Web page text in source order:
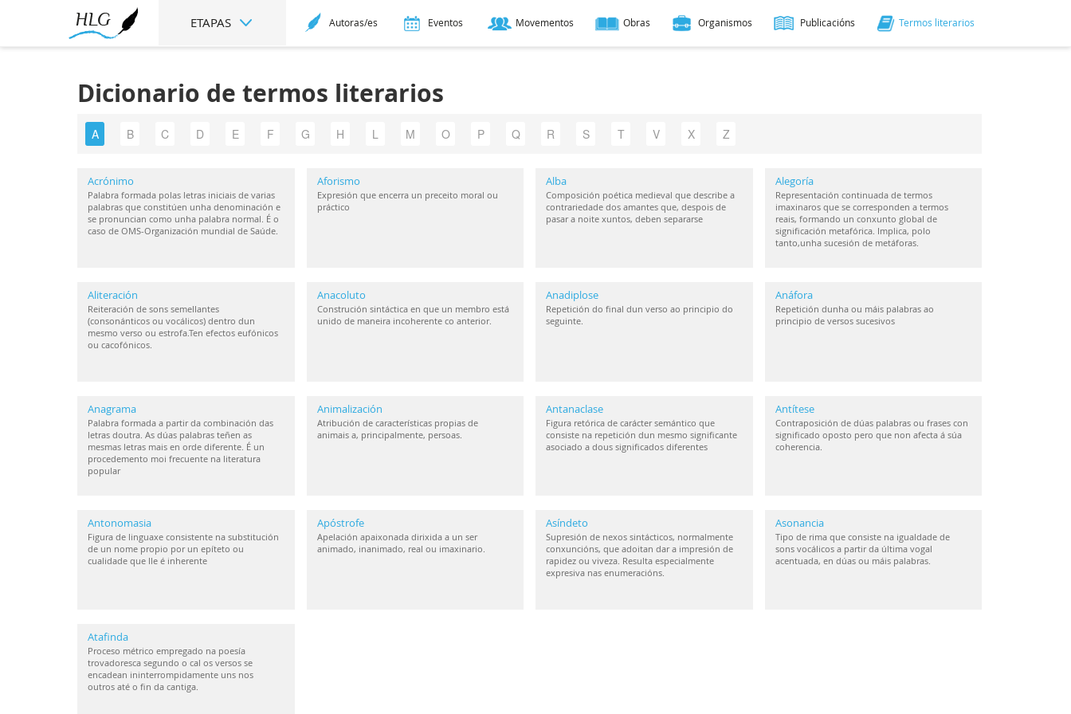
ETAPAS Autoras/es Eventos Movementos Obras Organismos Publicacións Termos literarios
Dicionario de termos literarios
A B C D E F G H L M O P Q R S T V X Z
Acrónimo
Palabra formada polas letras iniciais de varias
palabras que constitúen unha denominación e
se pronuncian como unha palabra normal. É o
caso de OMS-Organización mundial de Saúde.
Aforismo
Expresión que encerra un preceito moral ou
práctico
Alba
Composición poética medieval que describe a
contrariedade dos amantes que, despois de
pasar a noite xuntos, deben separarse
Alegoría
Representación continuada de termos
imaxinaros que se corresponden a termos
reais, formando un conxunto global de
significación metafórica. Implica, polo
tanto,unha sucesión de metáforas.
Aliteración
Reiteración de sons semellantes
(consonánticos ou vocálicos) dentro dun
mesmo verso ou estrofa.Ten efectos eufónicos
ou cacofónicos.
Anacoluto
Construción sintáctica en que un membro está
unido de maneira incoherente co anterior.
Anadiplose
Repetición do final dun verso ao principio do
seguinte.
Anáfora
Repetición dunha ou máis palabras ao
principio de versos sucesivos
Anagrama
Palabra formada a partir da combinación das
letras doutra. As dúas palabras teñen as
mesmas letras mais en orde diferente. É un
procedemento moi frecuente na literatura
popular
Animalización
Atribución de características propias de
animais a, principalmente, persoas.
Antanaclase
Figura retórica de carácter semántico que
consiste na repetición dun mesmo significante
asociado a dous significados diferentes
Antítese
Contraposición de dúas palabras ou frases con
significado oposto pero que non afecta á súa
coherencia.
Antonomasia
Figura de linguaxe consistente na substitución
de un nome propio por un epíteto ou
cualidade que lle é inherente
Apóstrofe
Apelación apaixonada dirixida a un ser
animado, inanimado, real ou imaxinario.
Asíndeto
Supresión de nexos sintácticos, normalmente
conxuncións, que adoitan dar a impresión de
rapidez ou viveza. Resulta especialmente
expresiva nas enumeracións.
Asonancia
Tipo de rima que consiste na igualdade de
sons vocálicos a partir da última vogal
acentuada, en dúas ou máis palabras.
Atafinda
Proceso métrico empregado na poesía
trovadoresca segundo o cal os versos se
encadean ininterrompidamente uns nos
outros até o fin da cantiga.